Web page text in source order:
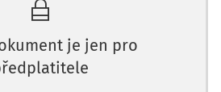
§ 106 ZDPH
ekonomické činnosti
krátké přerušení nevadí),
je jen pro